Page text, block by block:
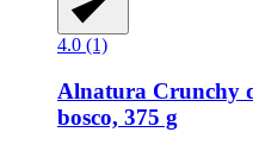
4.0 (1)
Alnatura Crunchy
bosco, 375 g